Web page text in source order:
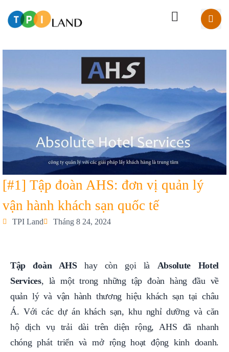
[#1] Tập đoàn AHS: đơn vị quản lý
vận hành khách sạn quốc tế
TPI Land Tháng 8 24, 2024
Tập đoàn AHShay còn gọi là Absolute Hotel
Services, là một trong những tập đoàn hàng đầu về
quản lý và vận hành thương hiệu khách sạn tại châu
Á. Với các dự án khách sạn, khu nghỉ dưỡng và căn
hộ dịch vụ trải dài trên diện rộng, AHS đã nhanh
chóng phát triển và mở rộng hoạt động kinh doanh.